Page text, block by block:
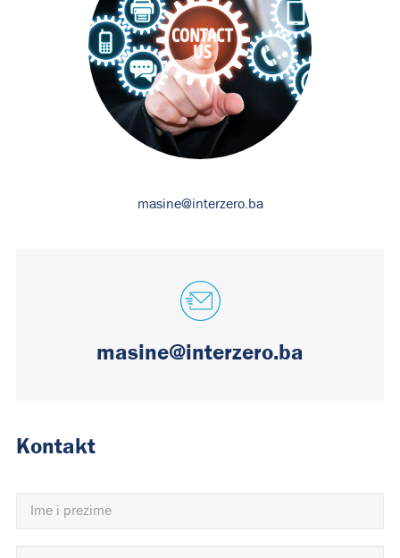
masine@interzero.ba
masine@interzero.ba
Kontakt